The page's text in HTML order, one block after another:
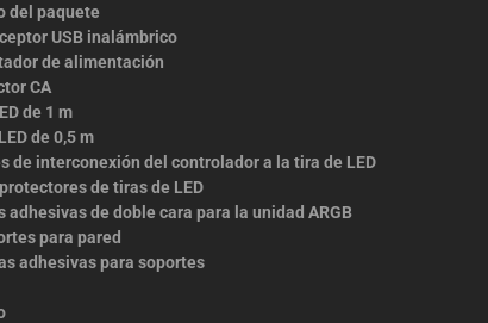
del paquete
USB inalámbrico
de alimentación
CA
de 1 m
de 0,5 m
de interconexión del controlador a la tira de LED
de tiras de LED
adhesivas de doble cara para la unidad ARGB
para pared
adhesivas para soportes